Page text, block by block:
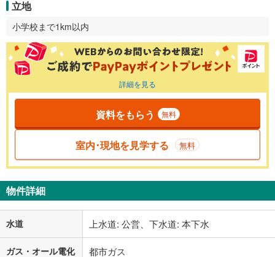
立地
小学校まで1km以内
詳細を見る
資料をもらう 無料
室内･現地を見学する 無料
物件詳細
水道 上水道: 公営、下水道: 本下水
ガス・オール電化 都市ガス